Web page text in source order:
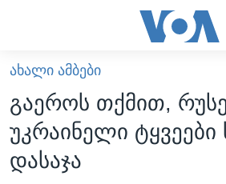
გადადით
მთავარზე
გადადით
მთავარ
ნავიგაციაზე
გადადით
ᲐᲮᲐᲚᲘ ᲐᲛᲑᲔᲑᲘ
ᲡᲐᲥᲐᲠᲗᲕᲔᲚᲝ
ᲐᲨᲨ
ᲐᲮᲐᲚᲘ ᲐᲛᲑᲔᲑᲘ
გაეროს თქმით,
უკრაინელი
დასაჯა